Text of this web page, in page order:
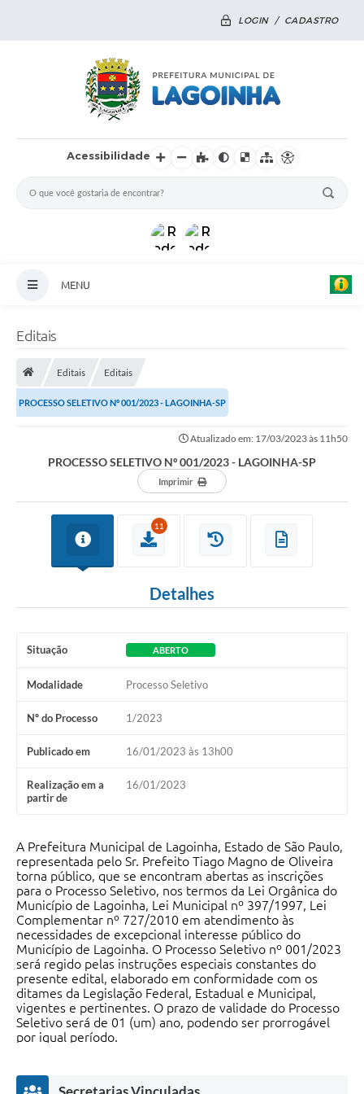
LOGIN / CADASTRO
Acessibilidade
MENU
Secretarias
Contato
Formulário elaboração LDO
FISCAL
Portal da Transparência
A Nossa Cidade
Galeria de Fotos
Audiências Públicas
A Prefeitura
Carta de Serviços
Galeria de Vídeos
Projetos
Contas Públicas
Legislação
Links
Editais
Editais Editais
PROCESSO SELETIVO Nº 001/2023 - LAGOINHA-SP
Atualizado em: 17/03/2023 às 11h50
PROCESSO SELETIVO Nº 001/2023 - LAGOINHA-SP
Imprimir
11
Detalhes
Situação ABERTO
Modalidade Processo Seletivo
Nº do Processo 1/2023
Publicado em 16/01/2023 às 13h00
Realização em a
partir de
16/01/2023
A Prefeitura Municipal de Lagoinha, Estado de São Paulo,
representada pelo Sr. Prefeito Tiago Magno de Oliveira
torna público, que se encontram abertas as inscrições
para o Processo Seletivo, nos termos da Lei Orgânica do
Município de Lagoinha, Lei Municipal nº 397/1997, Lei
Complementar nº 727/2010 em atendimento às
necessidades de excepcional interesse público do
Município de Lagoinha. O Processo Seletivo nº 001/2023
será regido pelas instruções especiais constantes do
presente edital, elaborado em conformidade com os
ditames da Legislação Federal, Estadual e Municipal,
vigentes e pertinentes. O prazo de validade do Processo
Seletivo será de 01 (um) ano, podendo ser prorrogável
por igual período.
Processo Seletivo serão de responsabilidade da empresa